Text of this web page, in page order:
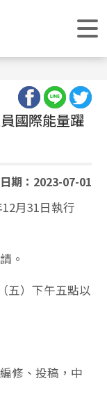
國際能量躍
日期：2023-07-01
月31日執行
。
五）下午五點以
修、投稿，中